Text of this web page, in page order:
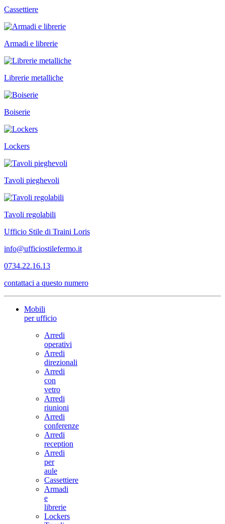
Cassettiere
Armadi e librerie
Librerie metalliche
Boiserie
Lockers
Tavoli pieghevoli
Tavoli regolabili
Ufficio Stile di Traini Loris
info@ufficiostilefermo.it
0734.22.16.13
contattaci a questo numero
Mobili
per ufficio
Arredi
operativi
Arredi
direzionali
Arredi
con
vetro
Arredi
riunioni
Arredi
conferenze
Arredi
reception
Arredi
per
aule
Cassettiere
Armadi
e
librerie
Lockers